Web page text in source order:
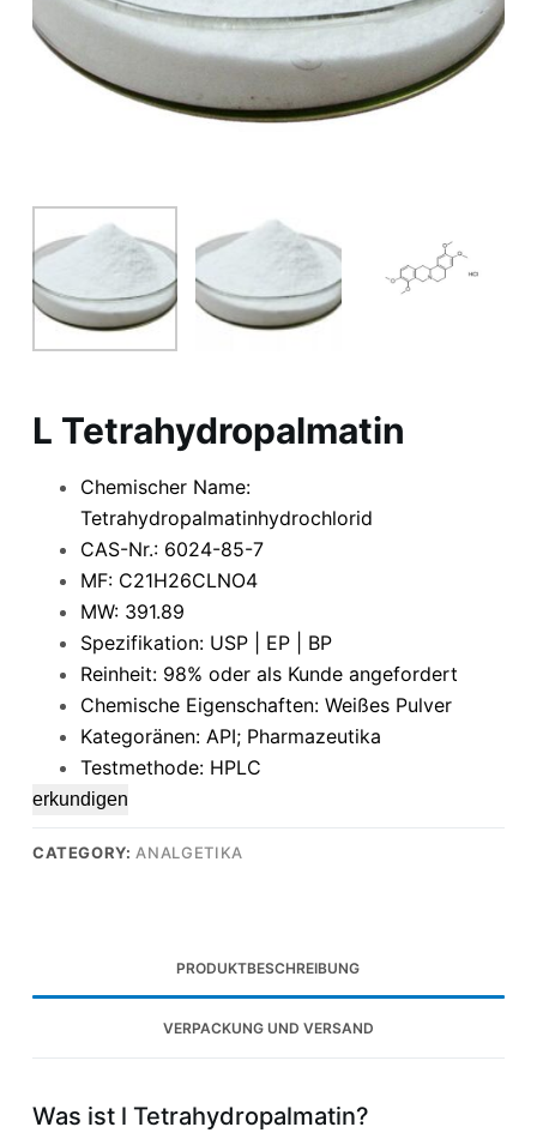
L Tetrahydropalmatin
Chemischer Name:
Tetrahydropalmatinhydrochlorid
CAS-Nr.: 6024-85-7
MF: C21H26CLNO4
MW: 391.89
Spezifikation: USP | EP | BP
Reinheit: 98% oder als Kunde angefordert
Chemische Eigenschaften: Weißes Pulver
Kategoränen: API; Pharmazeutika
Testmethode: HPLC
erkundigen
CATEGORY: ANALGETIKA
PRODUKTBESCHREIBUNG
VERPACKUNG UND VERSAND
Was ist l Tetrahydropalmatin?